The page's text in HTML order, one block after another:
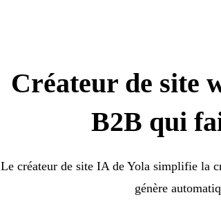
Créateur de site
B2B qui
Le créateur de site IA de Yola simplifie la
génère